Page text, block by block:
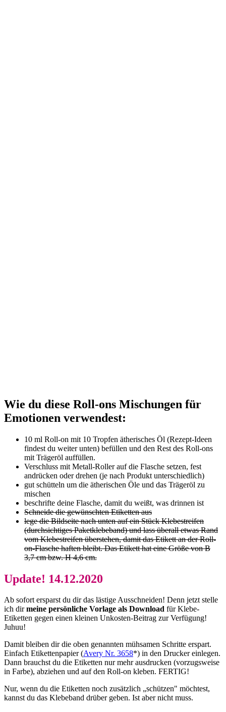
Wie du diese Roll-ons Mischungen für
Emotionen verwendest:
10 ml Roll-on mit 10 Tropfen ätherisches Öl (Rezept-Ideen
findest du weiter unten) befüllen und den Rest des Roll-ons
mit Trägeröl auffüllen.
Verschluss mit Metall-Roller auf die Flasche setzen, fest
andrücken oder drehen (je nach Produkt unterschiedlich)
gut schütteln um die ätherischen Öle und das Trägeröl zu
mischen
beschrifte deine Flasche, damit du weißt, was drinnen ist
Schneide die gewünschten Etiketten aus
lege die Bildseite nach unten auf ein Stück Klebestreifen
(durchsichtiges Paketklebeband) und lass überall etwas Rand
vom Klebestreifen überstehen, damit das Etikett an der Roll-
on-Flasche haften bleibt.Das Etikett hat eine Größe von B
3,7 cm bzw. H 4,6 cm.
Update! 14.12.2020
Ab sofort ersparst du dir das lästige Ausschneiden! Denn jetzt stelle
ich dirmeine persönliche Vorlage als Download für Klebe-
Etiketten gegen einen kleinen Unkosten-Beitrag zur Verfügung!
Juhuu!
Damit bleiben dir die oben genannten mühsamen Schritte erspart.
Einfach Etikettenpapier (Avery Nr. 3658*) in den Drucker einlegen.
Dann brauchst du die Etiketten nur mehr ausdrucken (vorzugsweise
in Farbe), abziehen und auf den Roll-on kleben. FERTIG!
Nur, wenn du die Etiketten noch zusätzlich „schützen" möchtest,
kannst du das Klebeband drüber geben. Ist aber nicht muss.